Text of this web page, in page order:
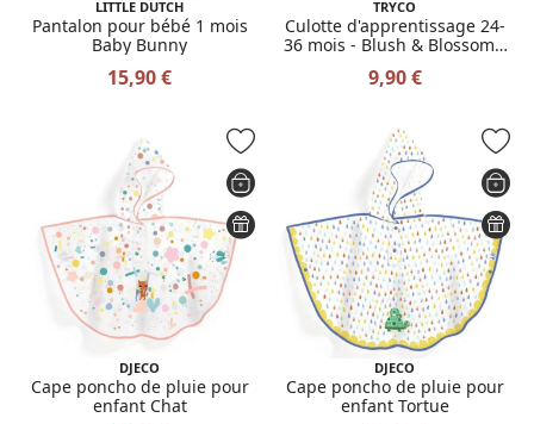
LITTLE DUTCH
Pantalon pour bébé 1 mois
Baby Bunny
15,90 €
TRYCO
Culotte d'apprentissage 24-
36 mois - Blush & Blossom /
9,90 €
DJECO
Cape poncho de pluie pour
enfant Chat
DJECO
Cape poncho de pluie pour
enfant Tortue